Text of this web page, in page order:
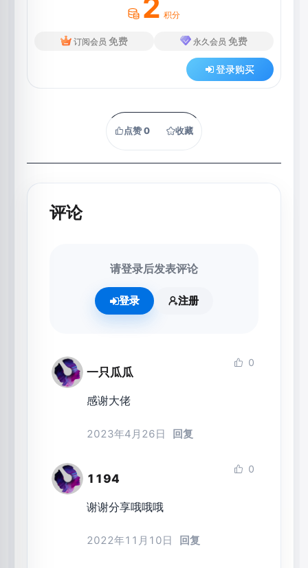
2 积分
订阅会员 免费 永久会员 免费
登录购买
点赞0 收藏
评论
请登录后发表评论
登录 注册
一只瓜瓜
0
感谢大佬
2023年4月26日 回复
1194
0
谢谢分享哦哦哦
2022年11月10日 回复